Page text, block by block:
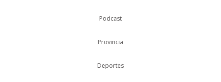
Podcast
Provincia
Deportes